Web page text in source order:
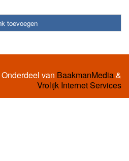
toevoegen
van BaakmanMedia&
Vrolijk Internet Services